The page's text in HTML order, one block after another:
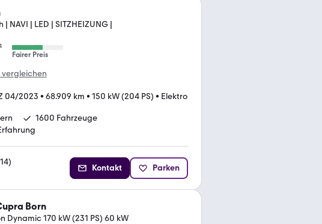
| NAVI | LED | SITZHEIZUNG |
¹
Fairer Preis
04/2023 • 68.909 km • 150 kW (204 PS) • Elektro
1600 Fahrzeuge
14)
Kontakt Parken
Born
Dynamic 170 kW (231 PS) 60 kW